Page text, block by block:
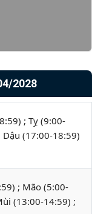
2028
; Tỵ (9:00-
(17:00-18:59)
; Mão (5:00-
(13:00-14:59) ;